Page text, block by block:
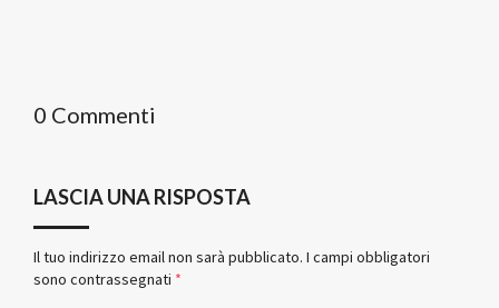
0 Commenti
LASCIA UNA RISPOSTA
Il tuo indirizzo email non sarà pubblicato. I campi obbligatori
sono contrassegnati *